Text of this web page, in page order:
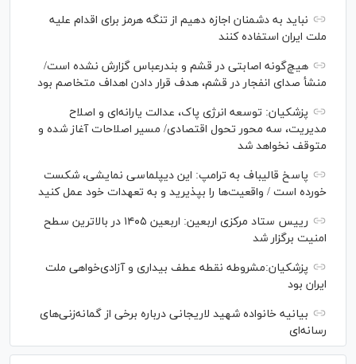
نباید به دشمنان اجازه دهیم از تنگه هرمز برای اقدام علیه
ملت ایران استفاده کنند
هیچ‌گونه اصابتی در قشم و بندرعباس گزارش نشده است/
منشأ صدای انفجار در قشم، هدف قرار دادن اهداف متخاصم بود
پزشکیان: توسعه انرژی پاک، عدالت یارانه‌ای و اصلاح
مدیریت، سه محور تحول اقتصادی/ مسیر اصلاحات آغاز شده و
متوقف نخواهد شد
پاسخ قالیباف به ترامپ: این دیپلماسی نمایشی، شکست
خورده است / واقعیت‌ها را بپذیرید و به تعهدات خود عمل کنید
رییس ستاد مرکزی اربعین: اربعین ۱۴۰۵ در بالاترین سطح
امنیت برگزار شد
پزشکیان:مشروطه نقطه عطف بیداری و آزادی‌خواهی ملت
ایران بود
بیانیه خانواده شهید لاریجانی درباره برخی از گمانه‌زنی‌های
رسانه‌ای